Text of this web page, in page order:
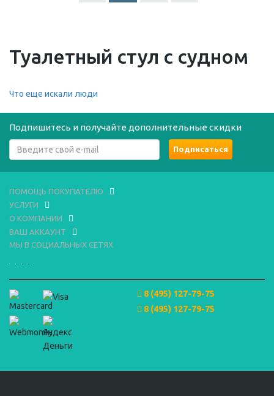
Туалетный стул с судном
Что еще искали люди
Подпишитесь и получайте дополнительные скидки
ПОМОЩЬ ПОКУПАТЕЛЮ
УСЛУГИ
О КОМПАНИИ
ВАШ АККАУНТ
МЫ В СОЦИАЛЬНЫХ СЕТЯХ
8 (495) 127-79-75
8 (495) 127-79-75